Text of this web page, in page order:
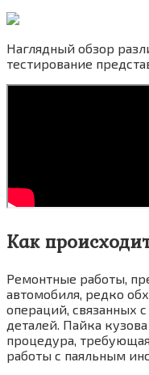
Наглядный обзор
тестирование
Как
Ремонтные работы,
автомобиля, редко
операций, связанных
деталей. Пайка
процедура,
работы с паяльным